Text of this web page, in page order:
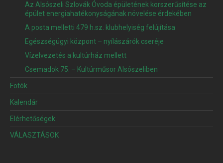
Az Alsószeli Szlovák Óvoda épületének korszerűsítése az
épület energiahatékonyságának növelése érdekében
A posta melletti 479 h.sz. klubhelyiség felújítása
Egészségügyi központ – nyílászárók cseréje
Vízelvezetés a kultúrház mellett
Csemadok 75. – Kultúrműsor Alsószeliben
Fotók
Kalendár
Elérhetőségek
VÁLASZTÁSOK